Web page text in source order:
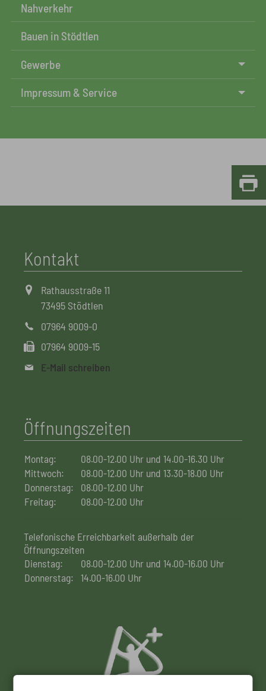
Nahverkehr
Bauen in Stödtlen
Gewerbe
Impressum & Service
Kontakt
Rathausstraße 11
73495 Stödtlen
07964 9009-0
07964 9009-15
E-Mail schreiben
Öffnungszeiten
Montag:
08.00-12.00 Uhr und 14.00-16.30 Uhr
Mittwoch:
08.00-12.00 Uhr und 13.30-18.00 Uhr
Donnerstag:
08.00-12.00 Uhr
Freitag:
08.00-12.00 Uhr
Telefonische Erreichbarkeit außerhalb der
Öffnungszeiten
Dienstag:
08.00-12.00 Uhr und 14.00-16.00 Uhr
Donnerstag: 14.00-16.00 Uhr